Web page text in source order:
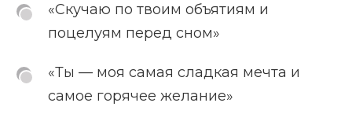
«Скучаю по твоим объятиям и
поцелуям перед сном»
«Ты — моя самая сладкая мечта и
самое горячее желание»